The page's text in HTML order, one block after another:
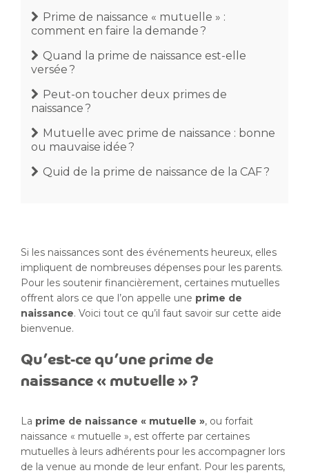
Prime de naissance « mutuelle » :
comment en faire la demande ?
Quand la prime de naissance est-elle
versée ?
Peut-on toucher deux primes de
naissance ?
Mutuelle avec prime de naissance : bonne
ou mauvaise idée ?
Quid de la prime de naissance de la CAF ?
Si les naissances sont des événements heureux, elles
impliquent de nombreuses dépenses pour les parents.
Pour les soutenir financièrement, certaines mutuelles
offrent alors ce que l’on appelle une prime de
naissance. Voici tout ce qu’il faut savoir sur cette aide
bienvenue.
Qu’est-ce qu’une prime de
naissance « mutuelle » ?
La prime de naissance « mutuelle », ou forfait
naissance « mutuelle », est offerte par certaines
mutuelles à leurs adhérents pour les accompagner lors
de la venue au monde de leur enfant. Pour les parents,